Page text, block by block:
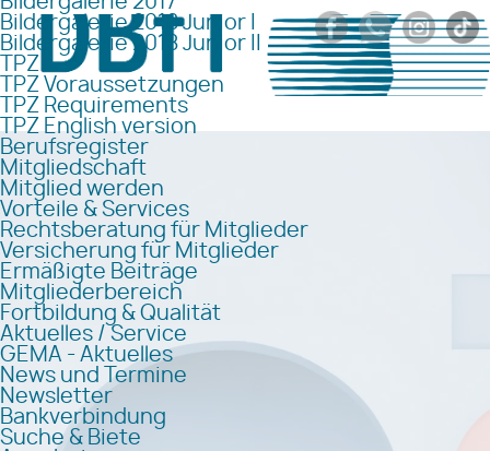
Bildergalerie 2018 Junior I
Bildergalerie 2018 Junior II
TPZ
TPZ Voraussetzungen
TPZ Requirements
TPZ English version
Berufsregister
Mitgliedschaft
Mitglied werden
Vorteile & Services
Rechtsberatung für Mitglieder
Versicherung für Mitglieder
Ermäßigte Beiträge
Mitgliederbereich
Fortbildung & Qualität
Aktuelles / Service
GEMA - Aktuelles
News und Termine
Newsletter
Bankverbindung
Suche & Biete